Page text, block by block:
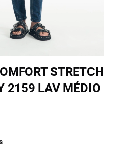
STRETCH
2159 LAV MÉDIO